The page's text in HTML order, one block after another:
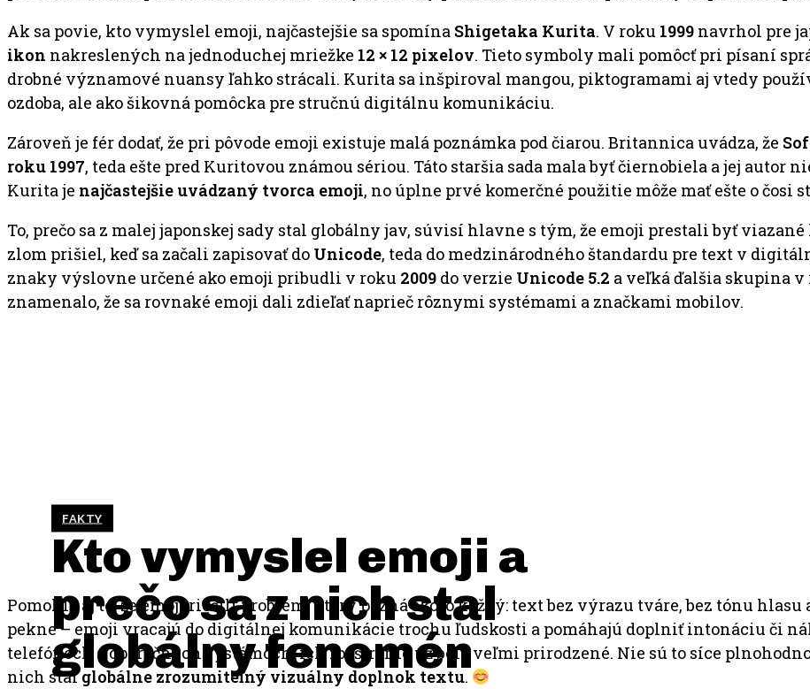
FAKTY
Kto vymyslel emoji a
prečo sa z nich stal
globálny fenomén
Ak sa povie, kto vymyslel emoji, najčastejšie sa spomína Shigetaka Kurita. V roku 1999 navrhol pre
ikon nakreslených na jednoduchej mriežke 12 × 12 pixelov. Tieto symboly mali pomôcť pri písaní
drobné významové nuansy ľahko strácali. Kurita sa inšpiroval mangou, piktogramami aj vtedy
ozdoba, ale ako šikovná pomôcka pre stručnú digitálnu komunikáciu.
Zároveň je fér dodať, že pri pôvode emoji existuje malá poznámka pod čiarou. Britannica uvádza, že
roku 1997, teda ešte pred Kuritovou známou sériou. Táto staršia sada mala byť čiernobiela a jej autor
Kurita je najčastejšie uvádzaný tvorca emoji, no úplne prvé komerčné použitie môže mať ešte o čosi
To, prečo sa z malej japonskej sady stal globálny jav, súvisí hlavne s tým, že emoji prestali byť
zlom prišiel, keď sa začali zapisovať do Unicode, teda do medzinárodného štandardu pre text v
znaky výslovne určené ako emoji pribudli v roku 2009 do verzie Unicode 5.2 a veľká ďalšia skupina v
znamenalo, že sa rovnaké emoji dali zdieľať naprieč rôznymi systémami a značkami mobilov.
Pomohlo aj to, že emoji riešili problém, ktorý pozná skoro každý: text bez výrazu tváre, bez tónu hlasu
pekne – emoji vracajú do digitálnej komunikácie trochu ľudskosti a pomáhajú doplniť intonáciu či
telefónoch a operačných systémoch, ich rozšírenie už bolo veľmi prirodzené. Nie sú to síce
nich stalglobálne zrozumiteľný vizuálny doplnok textu.